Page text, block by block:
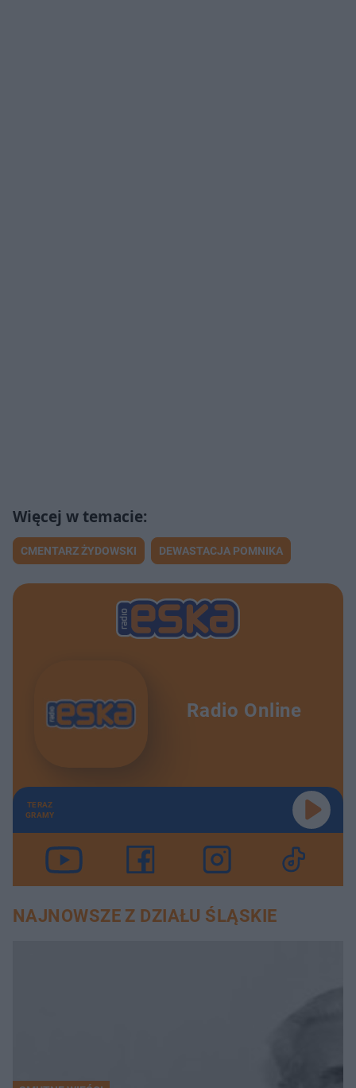
CMENTARZ ŻYDOWSKI DEWASTACJA POMNIKA
Radio Online
TERAZ
GRAMY
NAJNOWSZE Z DZIAŁU ŚLĄSKIE